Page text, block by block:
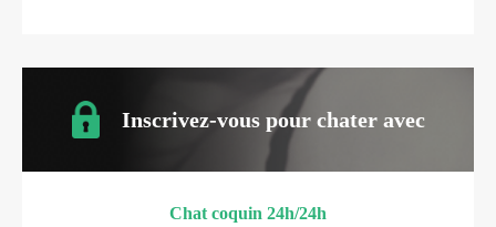
Inscrivez-vous pour chater avec
Chat coquin 24h/24h